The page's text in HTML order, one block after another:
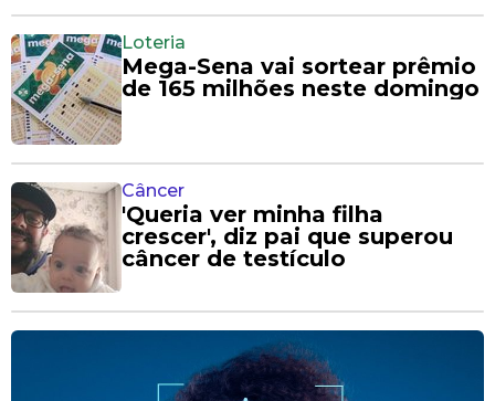
Loteria
Mega-Sena vai sortear prêmio
de 165 milhões neste domingo
Câncer
'Queria ver minha filha
crescer', diz pai que superou
câncer de testículo